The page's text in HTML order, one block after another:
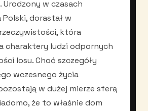
Urodzony w czasach
dorastał w
która
charaktery ludzi odpornych
losu. Choć szczegóły
wczesnego życia
w dużej mierze sferą
że to właśnie dom